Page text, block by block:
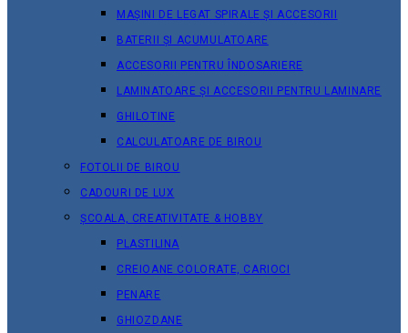
MAȘINI DE LEGAT SPIRALE ȘI ACCESORII
BATERII ȘI ACUMULATOARE
ACCESORII PENTRU ÎNDOSARIERE
LAMINATOARE ȘI ACCESORII PENTRU LAMINARE
GHILOTINE
CALCULATOARE DE BIROU
FOTOLII DE BIROU
CADOURI DE LUX
ȘCOALA, CREATIVITATE & HOBBY
PLASTILINA
CREIOANE COLORATE, CARIOCI
PENARE
GHIOZDANE